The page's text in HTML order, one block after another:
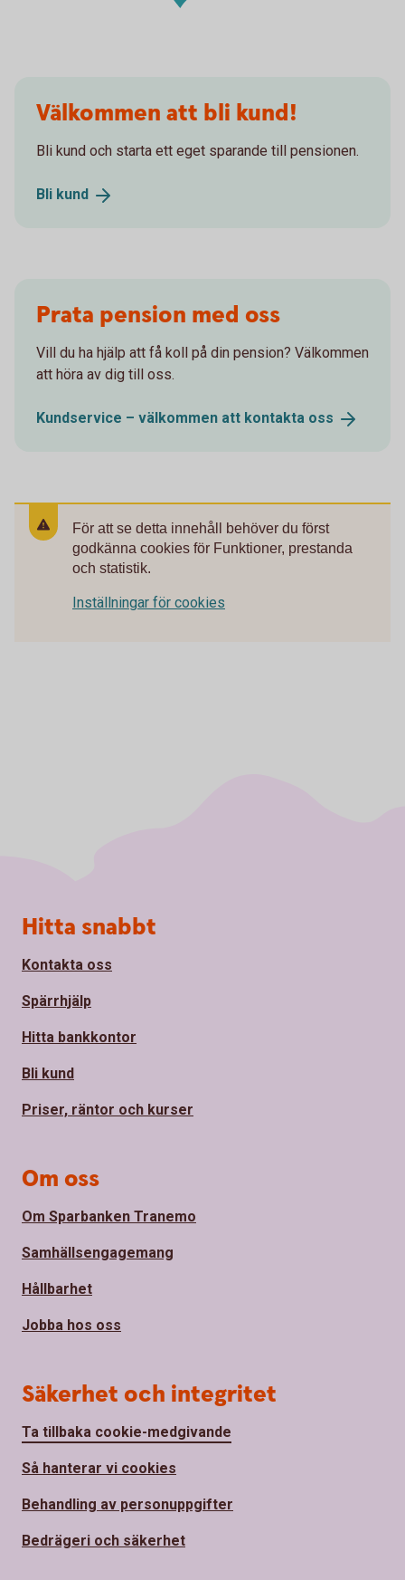
Välkommen att bli kund!
Bli kund och starta ett eget sparande till pensionen.
Bli kund
Prata pension med oss
Vill du ha hjälp att få koll på din pension? Välkommen
att höra av dig till oss.
Kundservice – välkommen att kontakta oss
För att se detta innehåll behöver du först
godkänna cookies för Funktioner, prestanda
och statistik.
Inställningar för cookies
Sidfot
Hitta snabbt
Kontakta oss
Spärrhjälp
Hitta bankkontor
Bli kund
Priser, räntor och kurser
Om oss
Om Sparbanken Tranemo
Samhällsengagemang
Hållbarhet
Jobba hos oss
Säkerhet och integritet
Ta tillbaka cookie-medgivande
Så hanterar vi cookies
Behandling av personuppgifter
Bedrägeri och säkerhet